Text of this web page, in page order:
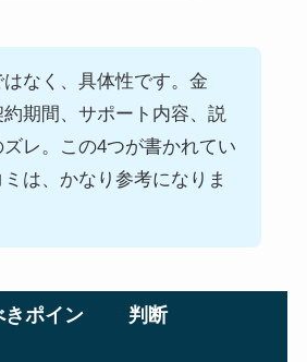
はなく、具体性です。金
期間、サポート内容、説
ズレ。この4つが書かれてい
ミは、かなり参考になりま
きポイン
判断